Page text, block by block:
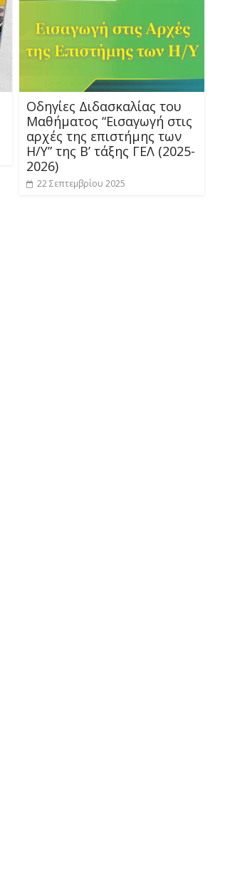
Οδηγίες Διδασκαλίας του
Μαθήματος “Εισαγωγή στις
αρχές της επιστήμης των
Η/Υ” της Β’ τάξης ΓΕΛ (2025-
2026)
22 Σεπτεμβρίου 2025